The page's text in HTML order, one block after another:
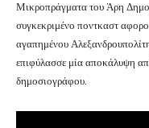
Μικροπράγματα του Άρη
συγκεκριμένο ποντκαστ
αγαπημένου
επιφύλασσε μία αποκάλυψη
δημοσιογράφου.